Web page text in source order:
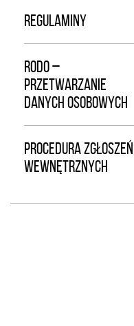
REGULAMINY
RODO –
PRZETWARZANIE
DANYCH OSOBOWYCH
PROCEDURA ZGŁOSZEŃ
WEWNĘTRZNYCH